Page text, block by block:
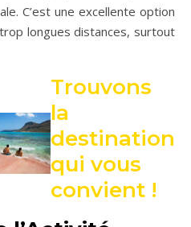
C’est une excellente option
longues distances, surtout
Trouvons
la
destination
qui vous
convient !